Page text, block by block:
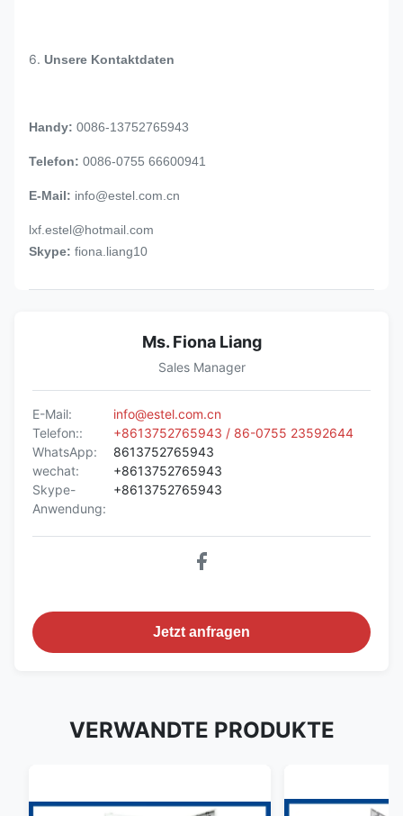
6. Unsere Kontaktdaten
Handy: 0086-13752765943
Telefon: 0086-0755 66600941
E-Mail: info@estel.com.cn
lxf.estel@hotmail.com
Skype: fiona.liang10
Ms. Fiona Liang
Sales Manager
E-Mail:
info@estel.com.cn
Telefon::
+8613752765943 / 86-0755 23592644
WhatsApp:
8613752765943
wechat:
+8613752765943
Skype-
Anwendung:
+8613752765943
Jetzt anfragen
VERWANDTE PRODUKTE